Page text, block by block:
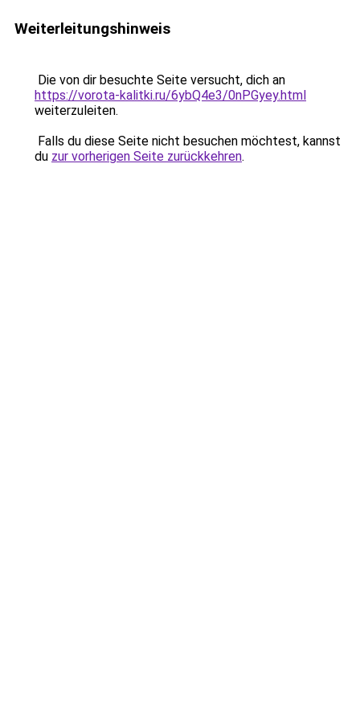
Weiterleitungshinweis
Die von dir besuchte Seite versucht, dich an
https://vorota-kalitki.ru/6ybQ4e3/0nPGyey.html
weiterzuleiten.
Falls du diese Seite nicht besuchen möchtest, kannst
du zur vorherigen Seite zurückkehren.